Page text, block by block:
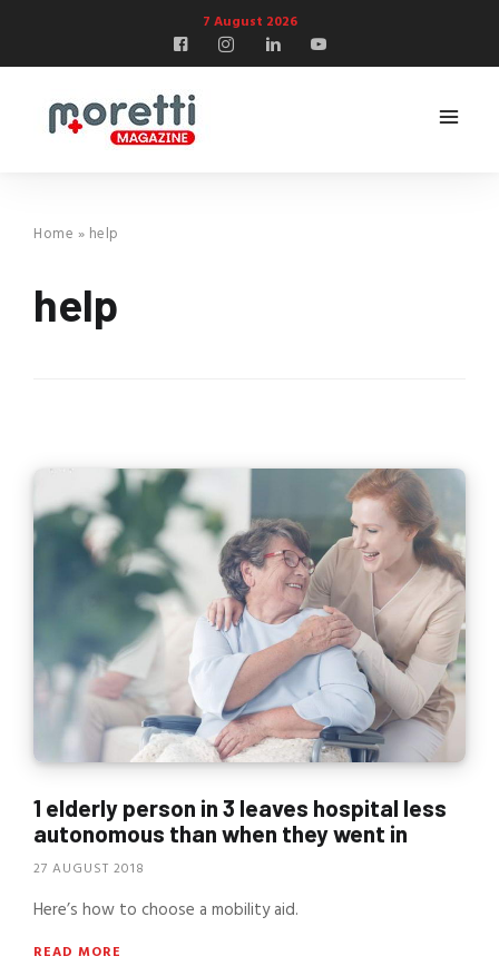
7 August 2026
Home » help
help
1 elderly person in 3 leaves hospital less
autonomous than when they went in
27 AUGUST 2018
Here’s how to choose a mobility aid.
READ MORE